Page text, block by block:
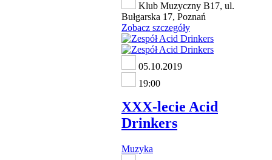
Klub Muzyczny B17, ul.
Bułgarska 17, Poznań
Zobacz szczegóły
05.10.2019
19:00
XXX-lecie Acid
Drinkers
Muzyka